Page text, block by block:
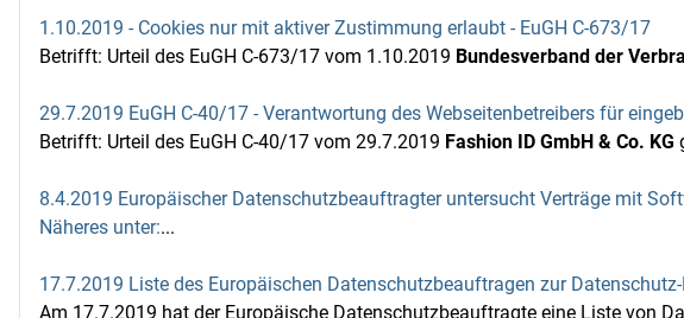
1.10.2019 - Cookies nur mit aktiver Zustimmung erlaubt - EuGH C-673/17
Betrifft: Urteil des EuGH C-673/17 vom 1.10.2019 Bundesverband der
29.7.2019 EuGH C-40/17 - Verantwortung des Webseitenbetreibers für
Betrifft: Urteil des EuGH C-40/17 vom 29.7.2019 Fashion ID GmbH & Co. KG
8.4.2019 Europäischer Datenschutzbeauftragter untersucht Verträge mit
Näheres unter:...
17.7.2019 Liste des Europäischen Datenschutzbeauftragen zur
Am 17.7.2019 hat der Europäische Datenschutzbeauftragte eine Liste von